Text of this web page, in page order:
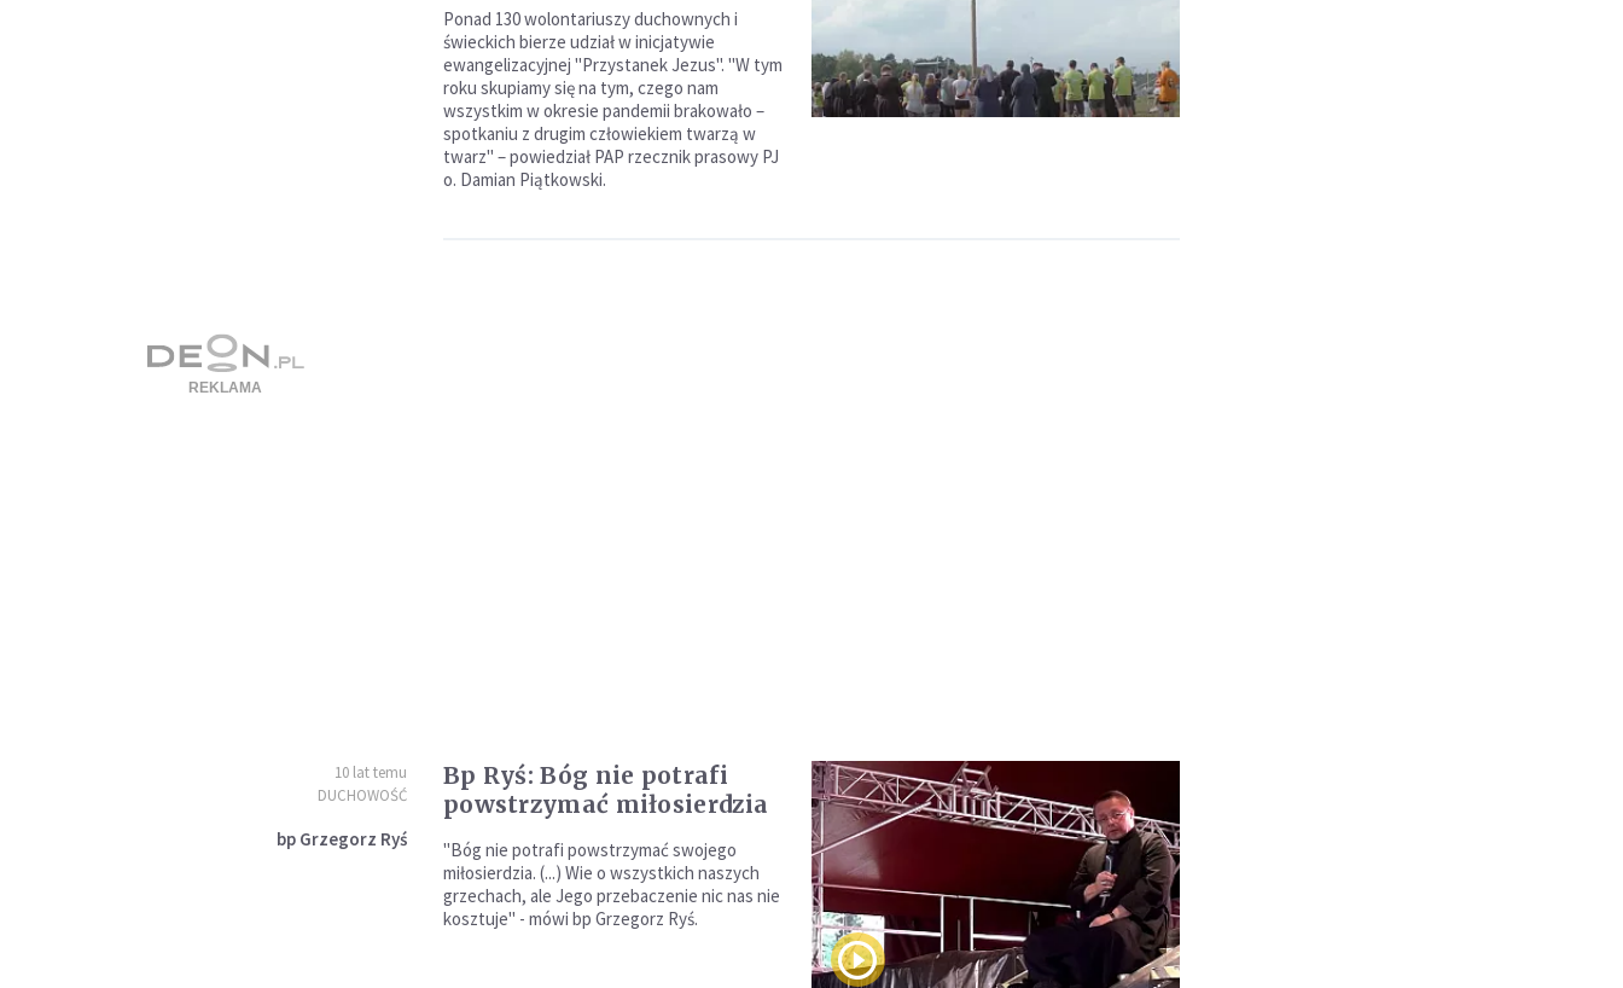
Ponad 130 wolontariuszy duchownych i
świeckich bierze udział w inicjatywie
ewangelizacyjnej "Przystanek Jezus". "W tym
roku skupiamy się na tym, czego nam
wszystkim w okresie pandemii brakowało –
spotkaniu z drugim człowiekiem twarzą w
twarz" – powiedział PAP rzecznik prasowy PJ
o. Damian Piątkowski.
10 lat temu
DUCHOWOŚĆ
bp Grzegorz Ryś
Bp Ryś: Bóg nie potrafi
powstrzymać miłosierdzia
"Bóg nie potrafi powstrzymać swojego
miłosierdzia. (...) Wie o wszystkich naszych
grzechach, ale Jego przebaczenie nic nas nie
kosztuje" - mówi bp Grzegorz Ryś.